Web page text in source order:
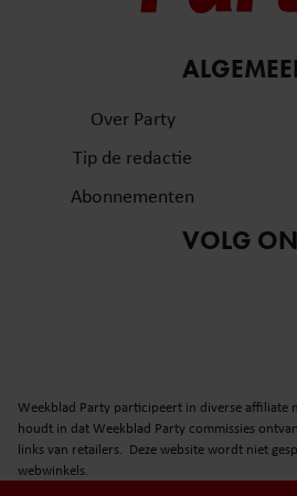
Over Party
Tip de redactie
Abonnementen
VOLG
Weekblad Party participeert in diverse affiliate
houdt in dat Weekblad Party commissies
links van retailers. Deze website wordt niet
webwinkels.